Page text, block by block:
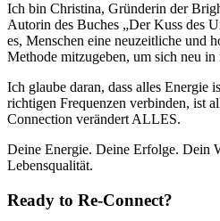
Ich bin Christina, Gründerin der
Autorin des Buches „Der Kuss des
es, Menschen eine neuzeitliche und
Methode mitzugeben, um sich neu
Ich glaube daran, dass alles Energie
richtigen Frequenzen verbinden, ist
Connection verändert ALLES.
Deine Energie. Deine Erfolge. Dein
Lebensqualität.
Ready to Re-Connect?